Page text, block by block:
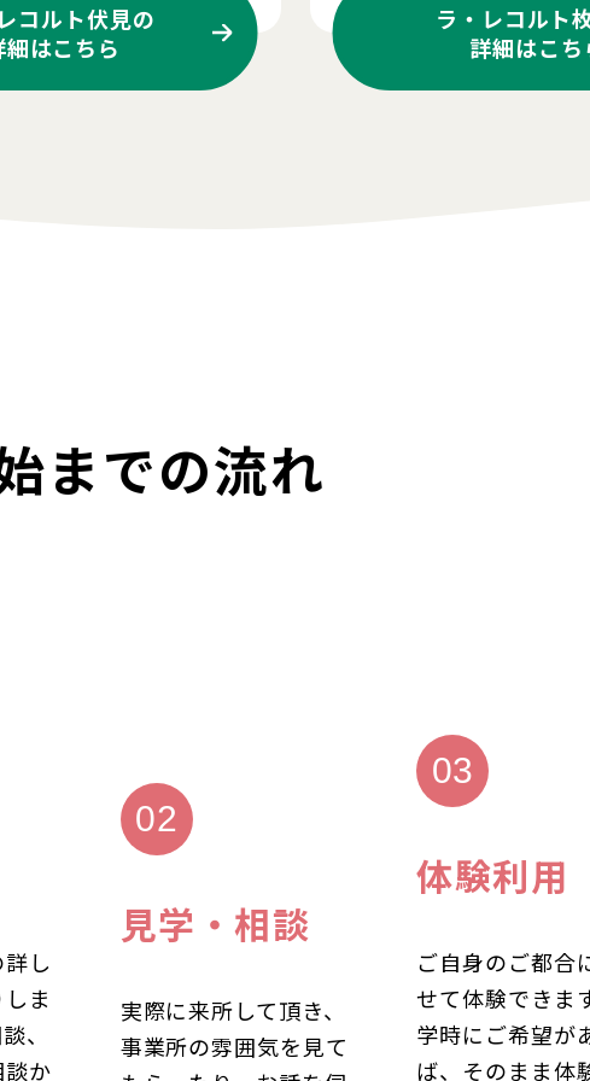
コルト伏見の
細はこちら
ラ・レコルト
詳細はこち
までの流れ
し
ま
、
か
見学・相談
実際に来所して頂き、
事業所の雰囲気を見て
体験利用
ご自身のご都合
せて体験できま
学時にご希望が
ば、そのまま体